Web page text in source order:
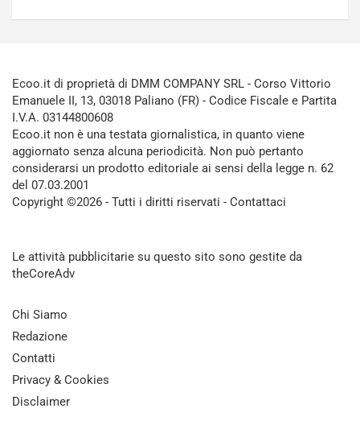
Ecoo.it di proprietà di DMM COMPANY SRL - Corso Vittorio
Emanuele II, 13, 03018 Paliano (FR) - Codice Fiscale e Partita
I.V.A. 03144800608
Ecoo.it non è una testata giornalistica, in quanto viene
aggiornato senza alcuna periodicità. Non può pertanto
considerarsi un prodotto editoriale ai sensi della legge n. 62
del 07.03.2001
Copyright ©2026 - Tutti i diritti riservati - Contattaci
Le attività pubblicitarie su questo sito sono gestite da
theCoreAdv
Chi Siamo
Redazione
Contatti
Privacy & Cookies
Disclaimer